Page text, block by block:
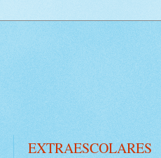
EXTRAESCOLARES